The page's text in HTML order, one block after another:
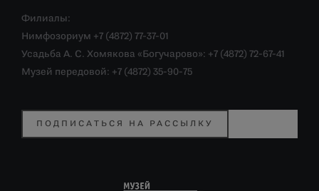
Филиалы:
Нимфозориум +7 (4872) 77-37-01
Усадьба А. С. Хомякова «Богучарово»: +7 (4872) 72-67-41
Музей передовой: +7 (4872) 35-90-75
ПОДПИСАТЬСЯ НА РАССЫЛКУ